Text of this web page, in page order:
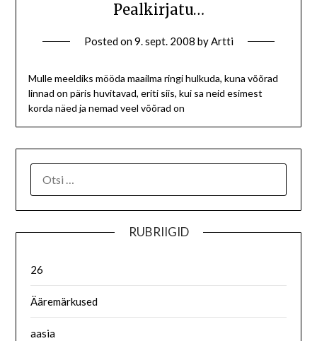
Pealkirjatu…
Posted on9. sept. 2008 byArtti
Mulle meeldiks mööda maailma ringi hulkuda, kuna võõrad
linnad on päris huvitavad, eriti siis, kui sa neid esimest
korda näed ja nemad veel võõrad on
RUBRIIGID
26
Ääremärkused
aasia